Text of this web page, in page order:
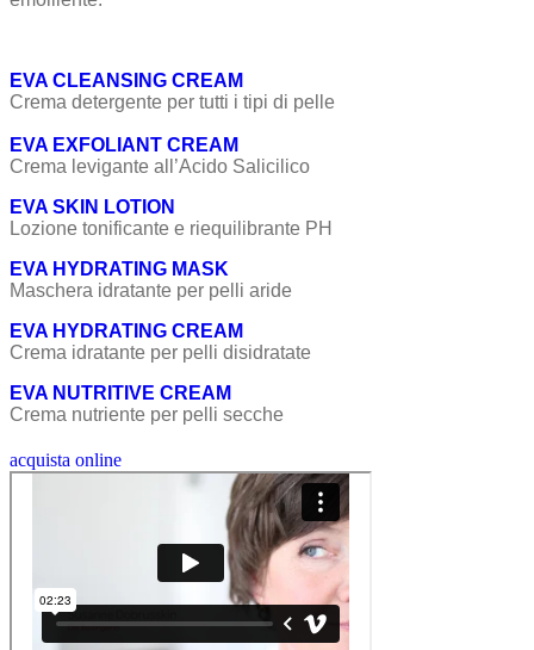
EVA CLEANSING CREAM
Crema detergente per tutti i tipi di pelle
EVA EXFOLIANT CREAM
Crema levigante all’Acido Salicilico
EVA SKIN LOTION
Lozione tonificante e riequilibrante PH
EVA HYDRATING MASK
Maschera idratante per pelli aride
EVA HYDRATING CREAM
Crema idratante per pelli disidratate
EVA NUTRITIVE CREAM
Crema nutriente per pelli secche
acquista online